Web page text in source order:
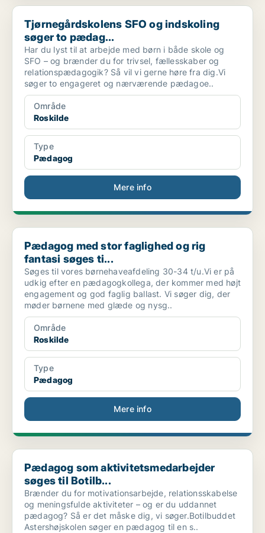
Tjørnegårdskolens SFO og indskoling søger to pædag...
Tjørnegårdskolens SFO og indskoling
søger to pædag...
Har du lyst til at arbejde med børn i både skole og
SFO – og brænder du for trivsel, fællesskaber og
relationspædagogik? Så vil vi gerne høre fra dig.Vi
søger to engageret og nærværende pædagoe..
Område
Roskilde
Type
Pædagog
Mere info
Pædagog med stor faglighed og rig fantasi søges ti...
Pædagog med stor faglighed og rig
fantasi søges ti...
Søges til vores børnehaveafdeling 30-34 t/u.Vi er på
udkig efter en pædagogkollega, der kommer med højt
engagement og god faglig ballast. Vi søger dig, der
møder børnene med glæde og nysg..
Område
Roskilde
Type
Pædagog
Mere info
Pædagog som aktivitetsmedarbejder søges til Botilb...
Pædagog som aktivitetsmedarbejder
søges til Botilb...
Brænder du for motivationsarbejde, relationsskabelse
og meningsfulde aktiviteter – og er du uddannet
pædagog? Så er det måske dig, vi søger.Botilbuddet
Astershøjskolen søger en pædagog til en s..